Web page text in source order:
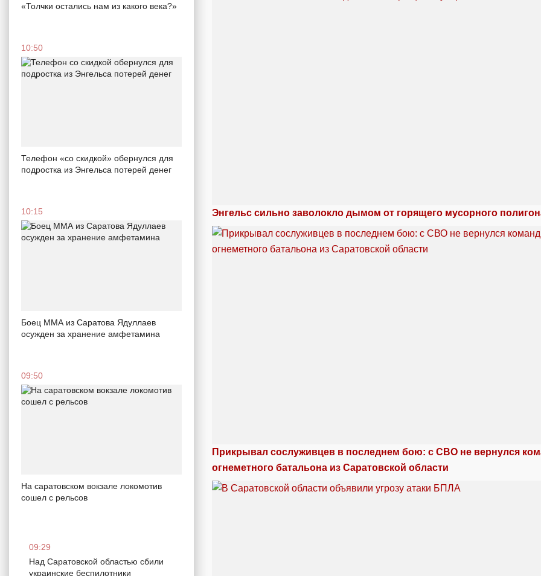
«Толчки остались нам из какого века?»
10:50
Телефон «со скидкой» обернулся для
подростка из Энгельса потерей денег
10:15
Боец ММА из Саратова Ядуллаев
осужден за хранение амфетамина
09:50
На саратовском вокзале локомотив
сошел с рельсов
09:29
Над Саратовской областью сбили
украинские беспилотники
Энгельс сильно заволокло дымом от горящего мусорного
Прикрывал сослуживцев в последнем бою: с СВО не вернулся
огнеметного батальона из Саратовской области